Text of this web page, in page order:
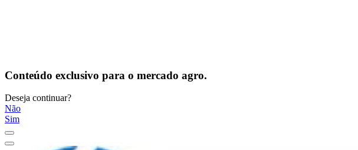
Conteúdo exclusivo para o mercado agro.
Deseja continuar?
Não
Sim